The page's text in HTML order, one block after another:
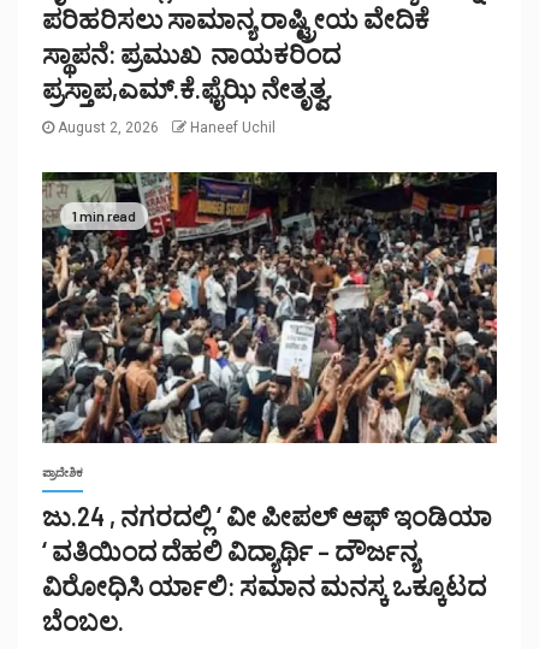
ಪರಿಹರಿಸಲು ಸಾಮಾನ್ಯ ರಾಷ್ಟ್ರೀಯ ವೇದಿಕೆ
ಸ್ಥಾಪನೆ: ಪ್ರಮುಖ ನಾಯಕರಿಂದ
ಪ್ರಸ್ತಾಪ,ಎಮ್.ಕೆ.ಫೈಝಿ ನೇತೃತ್ವ.
August 2, 2026 Haneef Uchil
1 min read
ಪ್ರಾದೇಶಿಕ
ಜು.24 , ನಗರದಲ್ಲಿ ‘ ವೀ ಪೀಪಲ್ ಆಫ್ ಇಂಡಿಯಾ
‘ ವತಿಯಿಂದ ದೆಹಲಿ ವಿದ್ಯಾರ್ಥಿ – ದೌರ್ಜನ್ಯ
ವಿರೋಧಿಸಿ ರ್ಯಾಲಿ: ಸಮಾನ ಮನಸ್ಕ ಒಕ್ಕೂಟದ
ಬೆಂಬಲ.